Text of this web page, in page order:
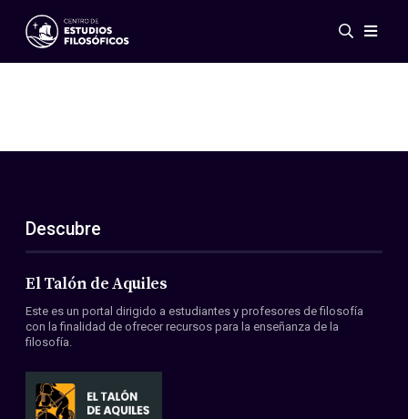
Eventos
ES
EN
Acerca de nosotros
Miembros
Convenios
Descubre
El Talón de Aquiles
Este es un portal dirigido a estudiantes y profesores de filosofía
con la finalidad de ofrecer recursos para la enseñanza de la
filosofía.